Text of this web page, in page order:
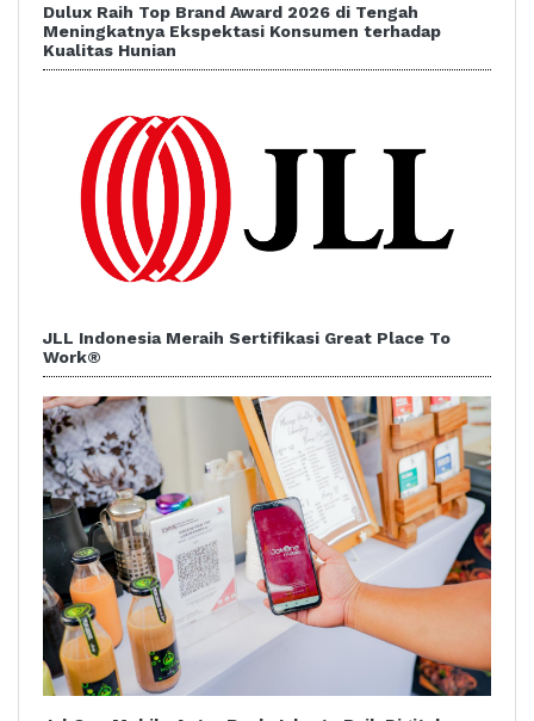
Dulux Raih Top Brand Award 2026 di Tengah
Meningkatnya Ekspektasi Konsumen terhadap
Kualitas Hunian
JLL Indonesia Meraih Sertifikasi Great Place To
Work®